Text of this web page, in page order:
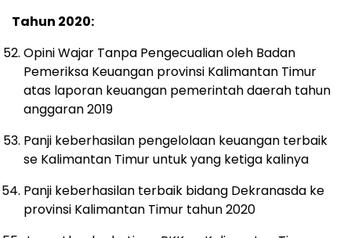
Tahun 2020:
Opini Wajar Tanpa Pengecualian oleh Badan
Pemeriksa Keuangan provinsi Kalimantan Timur
atas laporan keuangan pemerintah daerah tahun
anggaran 2019
Panji keberhasilan pengelolaan keuangan terbaik
se Kalimantan Timur untuk yang ketiga kalinya
Panji keberhasilan terbaik bidang Dekranasda ke
provinsi Kalimantan Timur tahun 2020